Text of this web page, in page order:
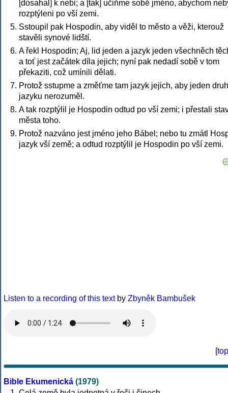
[dosahal] k nebi; a [tak] učiňme sobě jméno, abychom
rozptýleni po vší zemi.
Sstoupil pak Hospodin, aby viděl to město a věži, kterouž
stavěli synové lidští.
A řekl Hospodin; Aj, lid jeden a jazyk jeden všechněch
a toť jest začátek díla jejich; nyní pak nedadí sobě v tom
překaziti, což umínili dělati.
Protož sstupme a změťme tam jazyk jejich, aby jeden
jazyku nerozuměl.
A tak rozptýlil je Hospodin odtud po vší zemi; i přestali
města toho.
Protož nazváno jest jméno jeho Bábel; nebo tu zmátl
jazyk vší země; a odtud rozptýlil je Hospodin po vší zemi.
Listen to a recording of this textby Zbyněk Bambušek
[top
Bible Ekumenická (1979)